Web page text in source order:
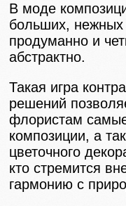
В моде
больших,
продуманно и
абстрактно.
Такая игра
решений
флористам
композиции, а
цветочного
кто стремится
гармонию с